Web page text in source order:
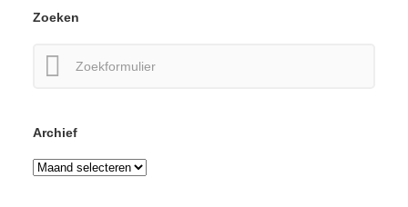
Zoeken
Zoeken
Archief
Archief